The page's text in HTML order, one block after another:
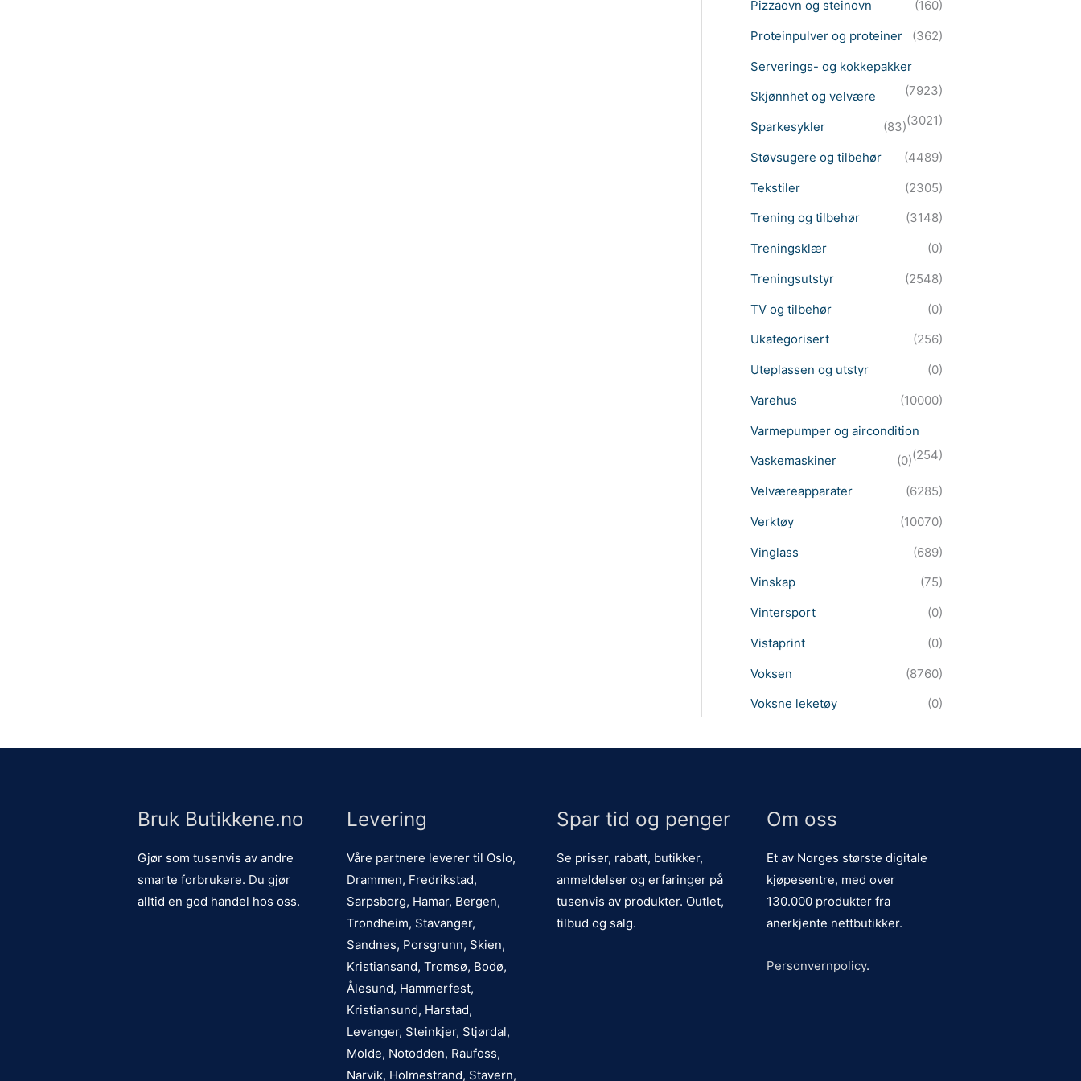
Pizzaovn og steinovn
(160)
Proteinpulver og proteiner
(362)
Serverings- og kokkepakker
(7923)
Skjønnhet og velvære
(3021)
Sparkesykler
(83)
Støvsugere og tilbehør
(4489)
Tekstiler
(2305)
Trening og tilbehør
(3148)
Treningsklær
(0)
Treningsutstyr
(2548)
TV og tilbehør
(0)
Ukategorisert
(256)
Uteplassen og utstyr
(0)
Varehus
(10000)
Varmepumper og aircondition
(254)
Vaskemaskiner
(0)
Velværeapparater
(6285)
Verktøy
(10070)
Vinglass
(689)
Vinskap
(75)
Vintersport
(0)
Vistaprint
(0)
Voksen
(8760)
Voksne leketøy
(0)
Bruk Butikkene.no
Gjør som tusenvis av andre
smarte forbrukere. Du gjør
alltid en god handel hos oss.
Levering
Våre partnere leverer til Oslo,
Drammen, Fredrikstad,
Sarpsborg, Hamar, Bergen,
Trondheim, Stavanger,
Sandnes, Porsgrunn, Skien,
Kristiansand, Tromsø, Bodø,
Ålesund, Hammerfest,
Kristiansund, Harstad,
Levanger, Steinkjer, Stjørdal,
Molde, Notodden, Raufoss,
Narvik, Holmestrand, Stavern,
Spar tid og penger
Se priser, rabatt, butikker,
anmeldelser og erfaringer på
tusenvis av produkter. Outlet,
tilbud og salg.
Om oss
Et av Norges største digitale
kjøpesentre, med over
130.000 produkter fra
anerkjente nettbutikker.
Personvernpolicy.